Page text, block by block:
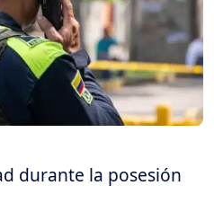
durante la posesión